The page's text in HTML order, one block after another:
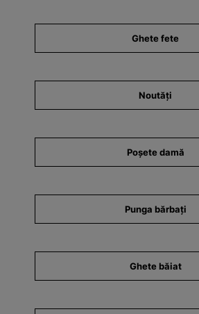
Ghete fete
Noutăți
Poșete damă
Punga bărbați
Ghete băiat